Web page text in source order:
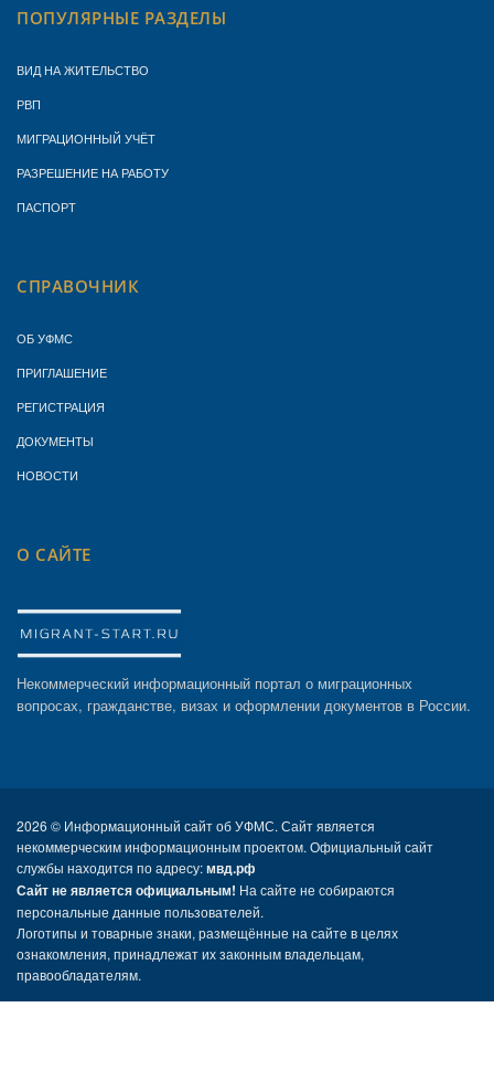
ПОПУЛЯРНЫЕ РАЗДЕЛЫ
ВИД НА ЖИТЕЛЬСТВО
РВП
МИГРАЦИОННЫЙ УЧЁТ
РАЗРЕШЕНИЕ НА РАБОТУ
ПАСПОРТ
СПРАВОЧНИК
ОБ УФМС
ПРИГЛАШЕНИЕ
РЕГИСТРАЦИЯ
ДОКУМЕНТЫ
НОВОСТИ
О САЙТЕ
Некоммерческий информационный портал о миграционных
вопросах, гражданстве, визах и оформлении документов в России.
2026 © Информационный сайт об УФМС. Сайт является
некоммерческим информационным проектом. Официальный сайт
службы находится по адресу:мвд.рф
Сайт не является официальным! На сайте не собираются
персональные данные пользователей.
Логотипы и товарные знаки, размещённые на сайте в целях
ознакомления, принадлежат их законным владельцам,
правообладателям.